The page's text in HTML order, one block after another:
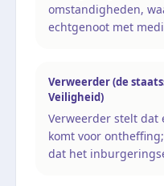
omstandigheden,
echtgenoot met
Verweerder (de
Veiligheid)
Verweerder stelt dat
komt voor
dat het